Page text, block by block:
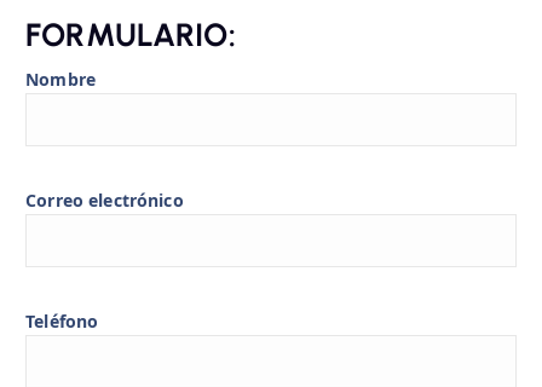
FORMULARIO:
Nombre
Correo electrónico
Teléfono